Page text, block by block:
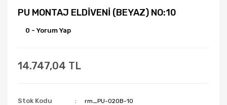
PU MONTAJ ELDİVENİ (BEYAZ) NO:10
0 - Yorum Yap
14.747,04 TL
Stok Kodu rm_PU-020B-10